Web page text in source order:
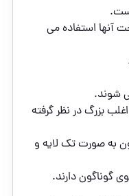
آنها استفاده می
شوند.
بزرگ در نظر گرفته
به صورت تک لایه و
گوناگون دارند.